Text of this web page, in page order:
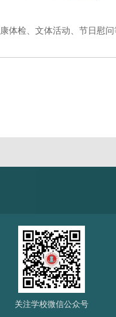
体检、文体活动、节日慰
关注学校微信公众号